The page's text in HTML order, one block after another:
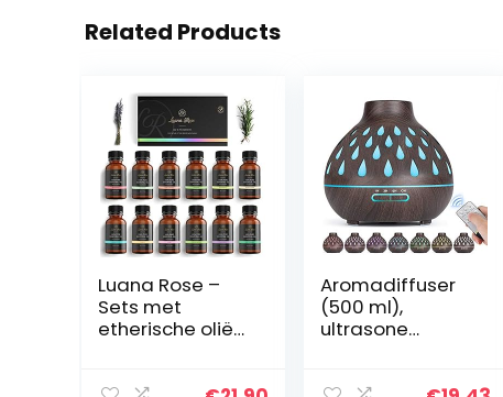
Related Products
Luana Rose –
Sets met
etherische oliën
Aromadiffuser
(500 ml),
ultrasone